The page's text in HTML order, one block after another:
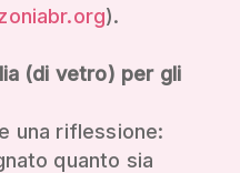
).
(di vetro) per gli
una riflessione:
quanto sia